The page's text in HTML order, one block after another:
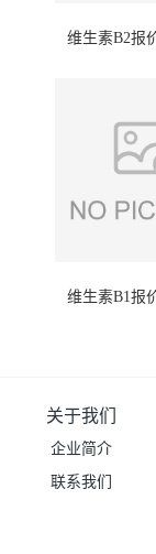
维生素B2报
维生素B1报
关于我们
企业简介
联系我们